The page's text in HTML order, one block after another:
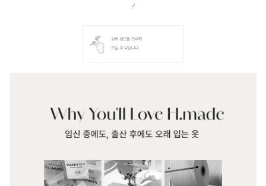
상세 정보를 확대해
보실 수 있습니다.